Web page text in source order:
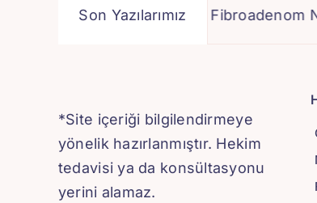
Son Yazılarımız
Meme Cerrahisi Fibroadenom
*Site içeriği bilgilendirmeye
yönelik hazırlanmıştır. Hekim
tedavisi ya da konsültasyonu
yerini alamaz.